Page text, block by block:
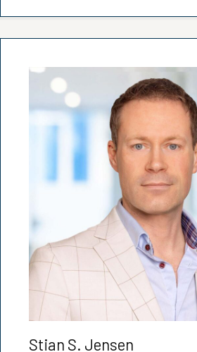
Stian S. Jensen